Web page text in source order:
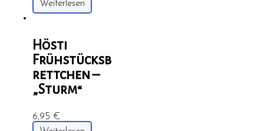
Weiterlesen
Hösti
Frühstücksb
rettchen –
„Sturm“
6,95 €